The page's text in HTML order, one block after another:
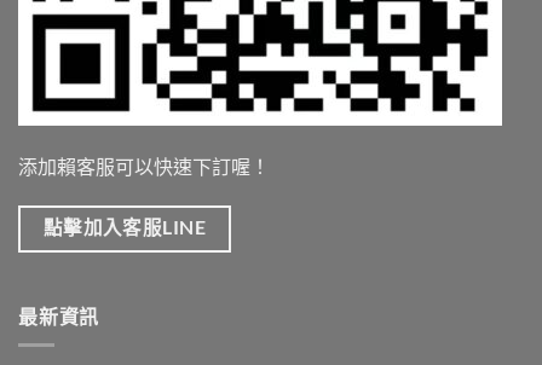
添加賴客服可以快速下訂喔！
點擊加入客服LINE
最新資訊